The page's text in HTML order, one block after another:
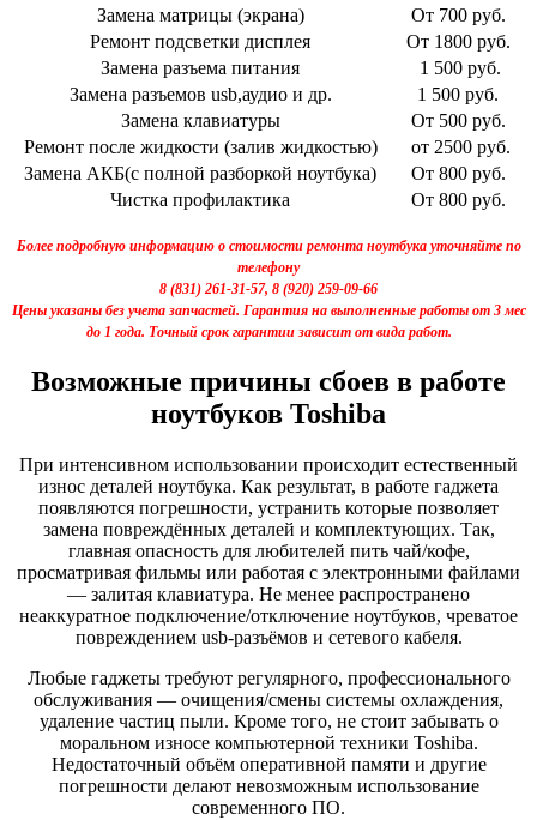
Замена матрицы (экрана)
От 700 руб.
Ремонт подсветки дисплея
От 1800 руб.
Замена разъема питания
1 500 руб.
Замена разъемов usb,аудио и др.
1 500 руб.
Замена клавиатуры
От 500 руб.
Ремонт после жидкости (залив жидкостью)
от 2500 руб.
Замена АКБ(с полной разборкой ноутбука)
От 800 руб.
Чистка профилактика
От 800 руб.
Более подробную информацию о стоимости ремонта ноутбука уточняйте по
телефону
8 (831) 261-31-57, 8 (920) 259-09-66
Цены указаны без учета запчастей. Гарантия на выполненные работы от 3 мес
до 1 года. Точный срок гарантии зависит от вида работ.
Возможные причины сбоев в работе
ноутбуков Toshiba
При интенсивном использовании происходит естественный
износ деталей ноутбука. Как результат, в работе гаджета
появляются погрешности, устранить которые позволяет
замена повреждённых деталей и комплектующих. Так,
главная опасность для любителей пить чай/кофе,
просматривая фильмы или работая с электронными файлами
— залитая клавиатура. Не менее распространено
неаккуратное подключение/отключение ноутбуков, чреватое
повреждением usb-разъёмов и сетевого кабеля.
Любые гаджеты требуют регулярного, профессионального
обслуживания — очищения/смены системы охлаждения,
удаление частиц пыли. Кроме того, не стоит забывать о
моральном износе компьютерной техники Toshiba.
Недостаточный объём оперативной памяти и другие
погрешности делают невозможным использование
современного ПО.